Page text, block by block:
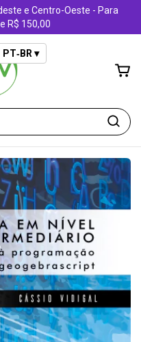
e Centro-Oeste - Para
R$ 150,00
PT‑BR ▾